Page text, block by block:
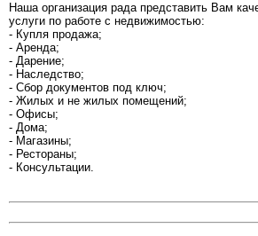
Наша организация рада представить Вам
услуги по работе с недвижимостью:
- Купля продажа;
- Аренда;
- Дарение;
- Наследство;
- Сбор документов под ключ;
- Жилых и не жилых помещений;
- Офисы;
- Дома;
- Магазины;
- Рестораны;
- Консультации.